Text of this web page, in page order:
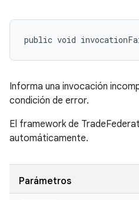
public void
Informa una invocación
condición de error.
El framework de
automáticamente.
Parámetros